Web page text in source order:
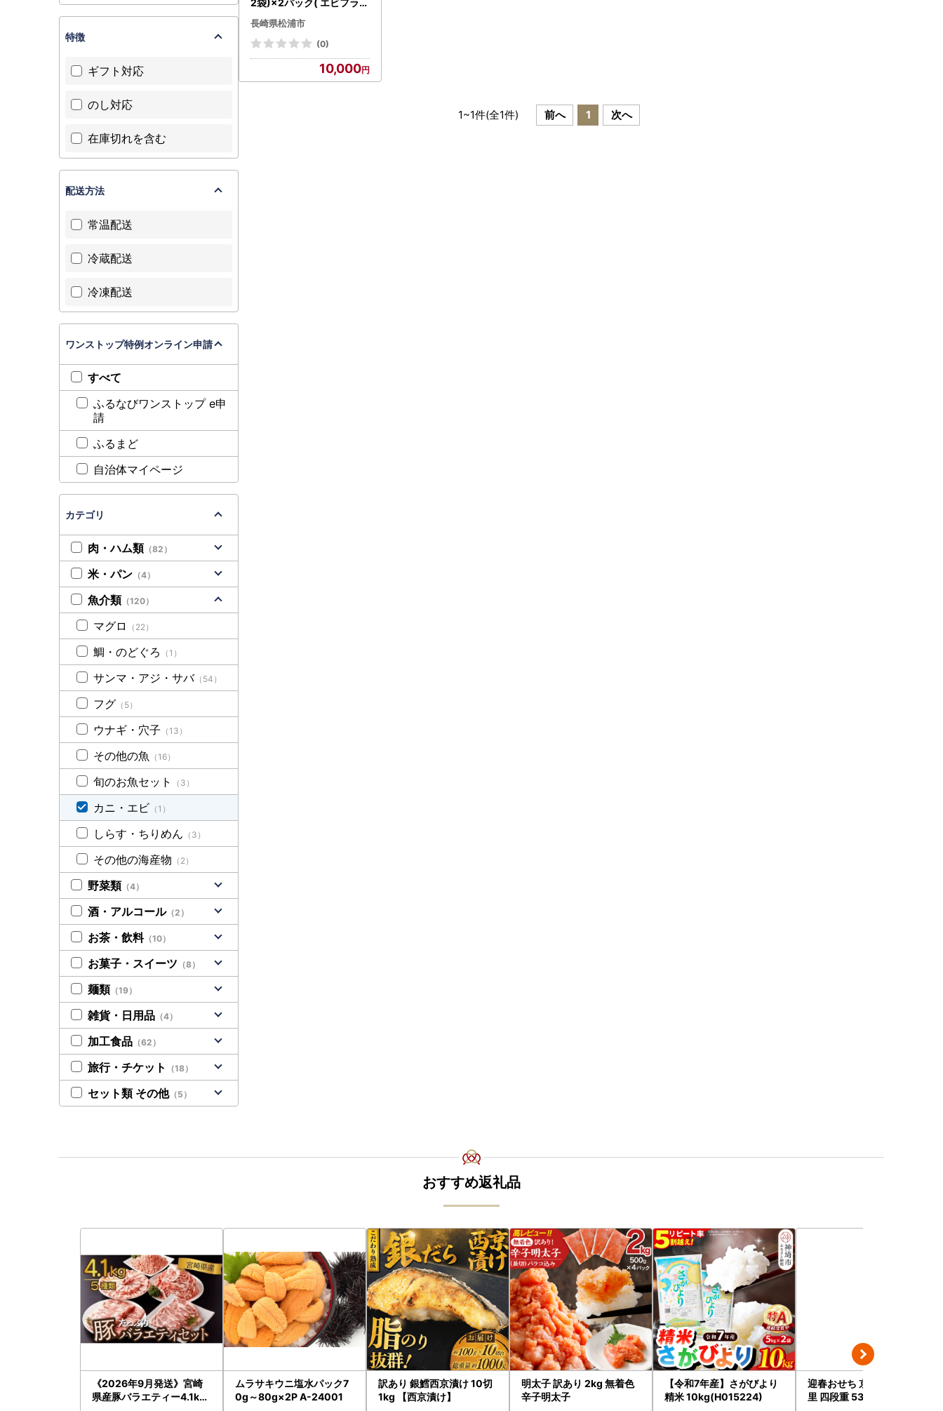
【オンラインワンストップ特例申請に関すること】
松浦市ふるさと納税サポート室 （営業時間 9:00～18:00 ※土日祝日を除く）
電 話：０５０－３０９６－９２０９
【 寄附申込・返礼品に関すること】
2袋)×2パック( エビフライ
えび 肉厚 おかず お弁当 簡
単調理 )【B0-241】
長崎県松浦市
(0)
10,000
1~1件(全1件) 前へ 1 次へ
特徴
ギフト対応
のし対応
在庫切れを含む
配送方法
常温配送
冷蔵配送
冷凍配送
ワンストップ特例オンライン申請
すべて
ふるなびワンストップ e申
請
ふるまど
自治体マイページ
カテゴリ
肉・ハム類 （82）
米・パン （4）
魚介類 （120）
マグロ （22）
鯛・のどぐろ （1）
サンマ・アジ・サバ（54）
フグ （5）
ウナギ・穴子 （13）
その他の魚 （16）
旬のお魚セット （3）
カニ・エビ （1）
しらす・ちりめん （3）
その他の海産物 （2）
野菜類 （4）
酒・アルコール（2）
お茶・飲料（10）
お菓子・スイーツ （8）
麺類 （19）
雑貨・日用品 （4）
加工食品 （62）
旅行・チケット （18）
セット類 その他（5）
おすすめ返礼品
《2026年9月発送》宮崎
県産豚バラエティー4.1kg
ムラサキウニ塩水パック7
0g～80g×2P A-24001
訳あり 銀鱈西京漬け 10切
1kg 【西京漬け】
明太子 訳あり 2kg 無着色
辛子明太子
【令和7年産】さがびより
精米 10kg(H015224)
迎春おせち 京都三千院の
里 四段重 53品 おせち 冷蔵